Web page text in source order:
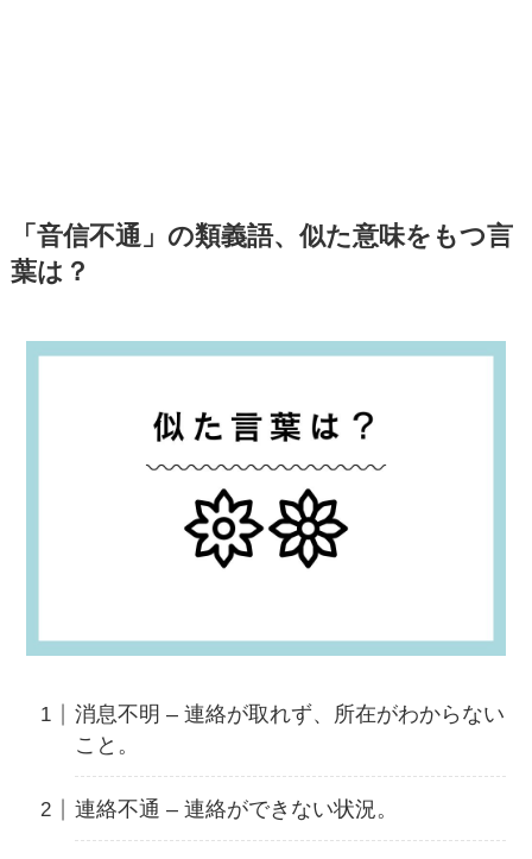
「音信不通」の類義語、似た意味をもつ言
葉は？
消息不明 – 連絡が取れず、所在がわからない
こと。
連絡不通 – 連絡ができない状況。